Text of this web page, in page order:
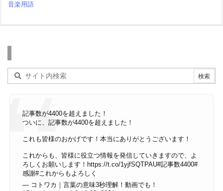
音楽用語
記事数が4400を超えました！
ついに、記事数が4400を超えました！
これも皆様のおかげです！本当にありがとうございます！
これからも、皆様に役立つ情報を発信していきますので、よ
ろしくお願いします！ https://t.co/1yjfSQTPAU#記事数4400#
感謝#これからもよろしく
— コトワカ｜言葉の意味3秒理解！動画でも！